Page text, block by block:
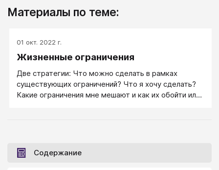
Материалы по теме:
01 окт. 2022 г.
Жизненные ограничения
Две стратегии: Что можно сделать в рамках
существующих ограничений? Что я хочу сделать?
Какие ограничения мне мешают и как их обойти или
Содержание